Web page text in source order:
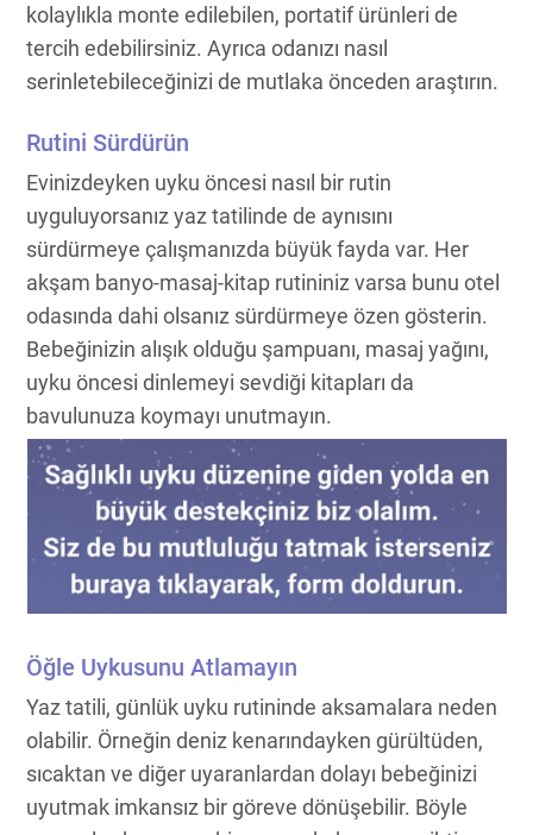
kolaylıkla monte edilebilen, portatif ürünleri de
tercih edebilirsiniz. Ayrıca odanızı nasıl
serinletebileceğinizi de mutlaka önceden araştırın.
Rutini Sürdürün
Evinizdeyken uyku öncesi nasıl bir rutin
uyguluyorsanız yaz tatilinde de aynısını
sürdürmeye çalışmanızda büyük fayda var. Her
akşam banyo-masaj-kitap rutininiz varsa bunu otel
odasında dahi olsanız sürdürmeye özen gösterin.
Bebeğinizin alışık olduğu şampuanı, masaj yağını,
uyku öncesi dinlemeyi sevdiği kitapları da
bavulunuza koymayı unutmayın.
Öğle Uykusunu Atlamayın
Yaz tatili, günlük uyku rutininde aksamalara neden
olabilir. Örneğin deniz kenarındayken gürültüden,
sıcaktan ve diğer uyaranlardan dolayı bebeğinizi
uyutmak imkansız bir göreve dönüşebilir. Böyle